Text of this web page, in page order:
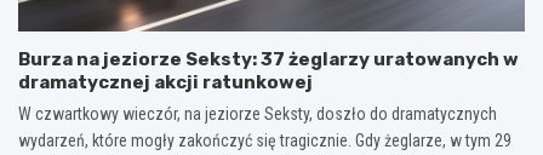
Burza na jeziorze Seksty: 37 żeglarzy uratowanych w
dramatycznej akcji ratunkowej
W czwartkowy wieczór, na jeziorze Seksty, doszło do dramatycznych
wydarzeń, które mogły zakończyć się tragicznie. Gdy żeglarze, w tym 29